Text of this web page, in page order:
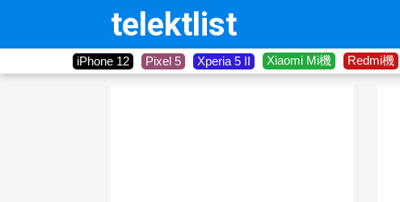
telektlist
iPhone 12 Pixel 5 Xperia 5 II Xiaomi Mi機 Redmi機